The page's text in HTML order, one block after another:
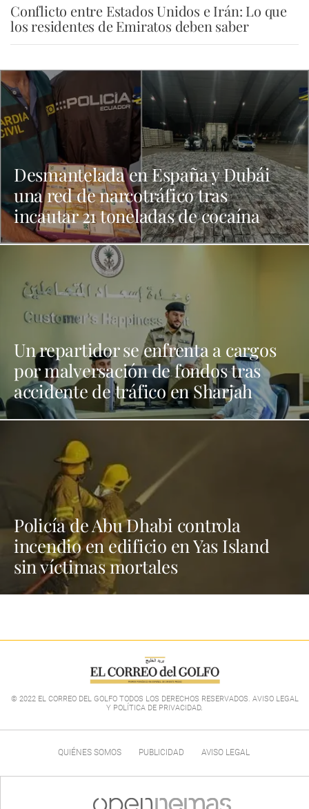
Conflicto entre Estados Unidos e Irán: Lo que
los residentes de Emiratos deben saber
Desmantelada en España y Dubái
una red de narcotráfico tras
incautar 21 toneladas de cocaína
Un repartidor se enfrenta a cargos
por malversación de fondos tras
accidente de tráfico en Sharjah
Policía de Abu Dhabi controla
incendio en edificio en Yas Island
sin víctimas mortales
© 2022 EL CORREO DEL GOLFO TODOS LOS DERECHOS RESERVADOS. AVISO LEGAL
Y POLÍTICA DE PRIVACIDAD.
QUIÉNES SOMOS PUBLICIDAD AVISO LEGAL